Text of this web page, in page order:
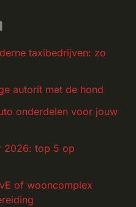
taxibedrijven: zo
autorit met de hond
onderdelen voor jouw
2026: top 5 op
of wooncomplex